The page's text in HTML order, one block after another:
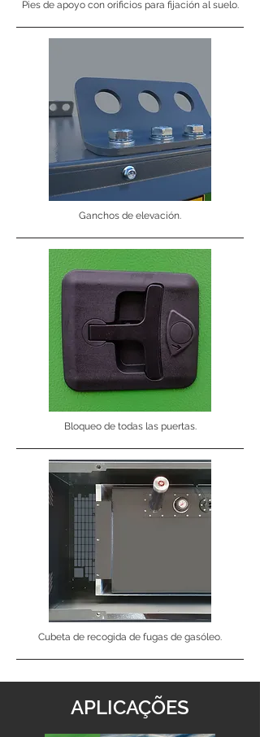
Pies de apoyo con orificios para fijación al suelo.
Ganchos de elevación.
Bloqueo de todas las puertas.
Cubeta de recogida de fugas de gasóleo.
APLICAÇÕES